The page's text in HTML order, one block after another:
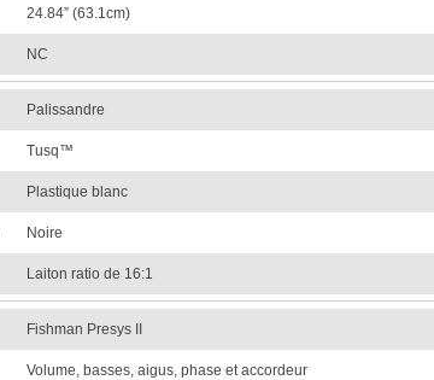
24.84” (63.1cm)
NC
Palissandre
Tusq™
Plastique blanc
Noire
Laiton ratio de 16:1
Fishman Presys II
Volume, basses, aigus, phase et accordeur